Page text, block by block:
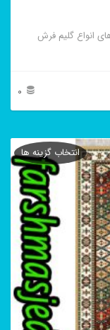
انواع گلیم فرش
0
انتخاب گزینه ها